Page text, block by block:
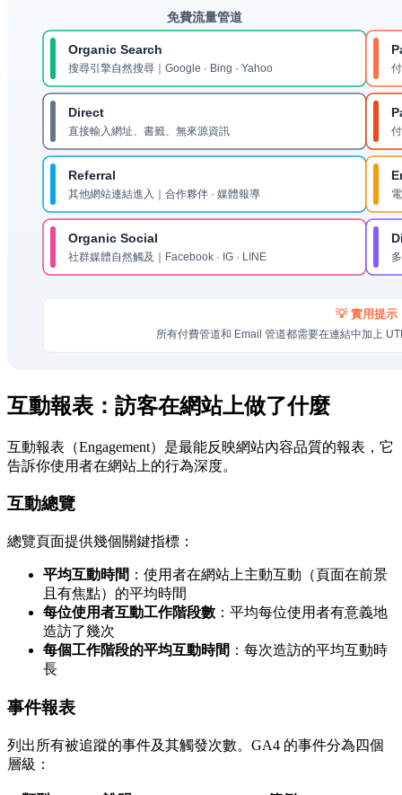
互動報表：訪客在網站上做了什麼
互動報表（Engagement）是最能反映網站內容品質的報表，它
告訴你使用者在網站上的行為深度。
互動總覽
總覽頁面提供幾個關鍵指標：
平均互動時間 ：使用者在網站上主動互動（頁面在前景
且有焦點）的平均時間
每位使用者互動工作階段數 ：平均每位使用者有意義地
造訪了幾次
每個工作階段的平均互動時間 ：每次造訪的平均互動時
長
事件報表
列出所有被追蹤的事件及其觸發次數。GA4 的事件分為四個
層級：